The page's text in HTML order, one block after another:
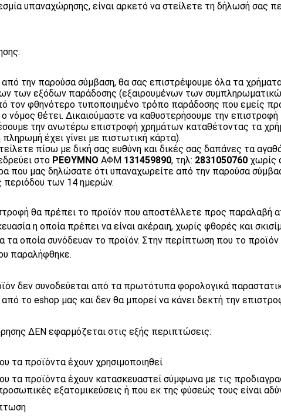
υπαναχώρησης, είναι αρκετό να στείλετε τη δήλωσή σας
την παρούσα σύμβαση, θα σας επιστρέψουμε όλα τα
των εξόδων παράδοσης (εξαιρουμένων των
τον φθηνότερο τυποποιημένο τρόπο παράδοσης που εμείς
νόμος θέτει. Δικαιούμαστε να καθυστερήσουμε την
την ανωτέρω επιστροφή χρημάτων καταθέτοντας τα
έχει γίνει με πιστωτική κάρτα).
πίσω με δική σας ευθύνη και δικές σας δαπάνες τα
στο ΡΕΘΥΜΝΟ ΑΦΜ 131459890, τηλ: 2831050760 χωρίς
που μας δηλώσατε ότι υπαναχωρείτε από την παρούσα
περιόδου των 14 ημερών.
θα πρέπει το προϊόν που αποστέλλετε προς
η οποία πρέπει να είναι ακέραιη, χωρίς φθορές και
τα οποία συνόδευαν το προϊόν. Στην περίπτωση που το
παραλήφθηκε.
δεν συνοδεύεται από τα πρωτότυπα φορολογικά
το eshop μας και δεν θα μπορεί να κάνει δεκτή την
ΔΕΝ εφαρμόζεται στις εξής περιπτώσεις:
τα προϊόντα έχουν χρησιμοποιηθεί
τα προϊόντα έχουν κατασκευαστεί σύμφωνα με τις
εξατομικεύσεις ή που εκ της φύσεώς τους είναι